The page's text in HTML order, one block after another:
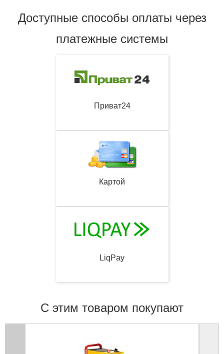
Доступные способы оплаты через
платежные системы
Приват24
Картой
LiqPay
С этим товаром покупают